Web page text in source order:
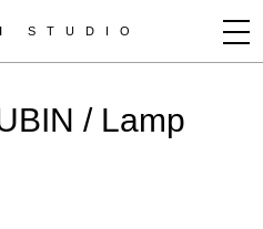
STUDIO
/ Lamp